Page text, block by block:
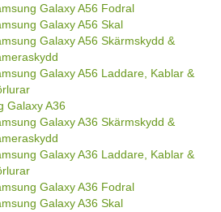
Galaxy A56 Fodral
Galaxy A56 Skal
Galaxy A56 Skärmskydd &
Galaxy A56 Laddare, Kablar &
Galaxy A36
Galaxy A36 Skärmskydd &
Galaxy A36 Laddare, Kablar &
Galaxy A36 Fodral
Galaxy A36 Skal